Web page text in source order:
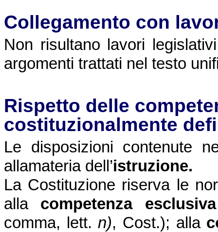
Collegamento con
Non risultano lavori
argomenti trattati nel testo
Rispetto delle
costituzionalmente
Le disposizioni contenute
allamateria dell’istruzione.
La Costituzione riserva le
alla competenza
comma, lett.n), Cost.); alla